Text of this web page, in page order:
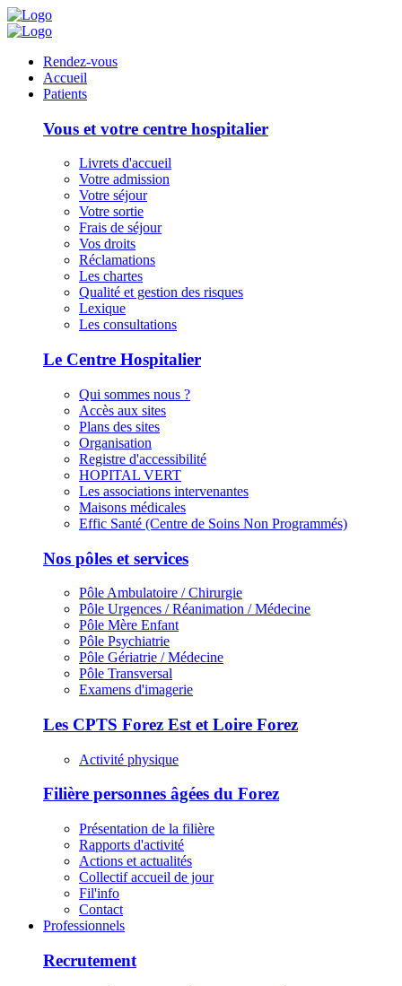
Rendez-vous
Accueil
Patients
Vous et votre centre hospitalier
Livrets d'accueil
Votre admission
Votre séjour
Votre sortie
Frais de séjour
Vos droits
Réclamations
Les chartes
Qualité et gestion des risques
Lexique
Les consultations
Le Centre Hospitalier
Qui sommes nous ?
Accès aux sites
Plans des sites
Organisation
Registre d'accessibilité
HOPITAL VERT
Les associations intervenantes
Maisons médicales
Effic Santé (Centre de Soins Non Programmés)
Nos pôles et services
Pôle Ambulatoire / Chirurgie
Pôle Urgences / Réanimation / Médecine
Pôle Mère Enfant
Pôle Psychiatrie
Pôle Gériatrie / Médecine
Pôle Transversal
Examens d'imagerie
Les CPTS Forez Est et Loire Forez
Activité physique
Filière personnes âgées du Forez
Présentation de la filière
Rapports d'activité
Actions et actualités
Collectif accueil de jour
Fil'info
Contact
Professionnels
Recrutement
Panneau de gestion des cookies